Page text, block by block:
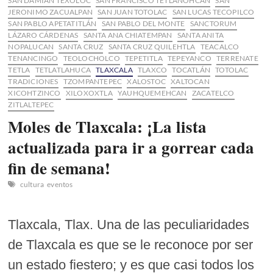
JERONIMO ZACUALPAN
SAN JUAN TOTOLAC SAN LUCAS TECOPILCO
SAN PABLO APETATITLÁN
SAN PABLO DEL MONTE SANCTORUM
LÁZARO CÁRDENAS SANTA ANA CHIATEMPAN
SANTA ANITA
NOPALUCAN
SANTA CRUZ SANTA CRUZ QUILEHTLA TEACALCO
TENANCINGO
TEOLOCHOLCO TEPETITLA TEPEYANCO
TERRENATE
TETLA TETLATLAHUCA TLAXCALA TLAXCO TOCATLÁN
TOTOLAC
TRADICIONES TZOMPANTEPEC XALOSTOC XALTOCAN
XICOHTZINCO
XILOXOXTLA YAUHQUEMEHCAN
ZACATELCO
ZITLALTEPEC
Moles de Tlaxcala: ¡La lista
actualizada para ir a gorrear cada
fin de semana!
cultura eventos
Tlaxcala, Tlax. Una de las peculiaridades
de Tlaxcala es que se le reconoce por ser
un estado fiestero; y es que casi todos los